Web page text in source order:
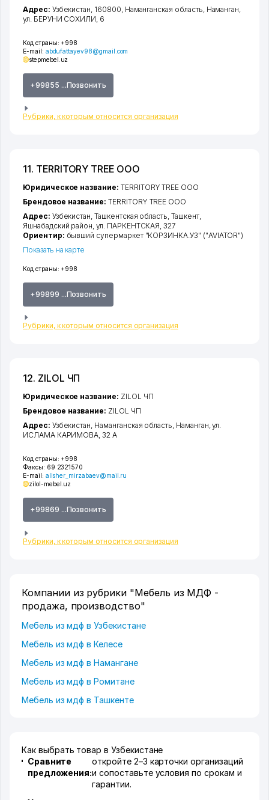
Код страны: +998
E-mail: abdufattayev98@gmail.com
stepmebel.uz
+99855 ...Позвонить
Рубрики, к которым относится организация
Адрес: Узбекистан, 160800, Наманганская область Наманган
ул. БЕРУНИ СОХИЛИ , 6
11. TERRITORY TREE ООО
Код страны: +998
+99899 ...Позвонить
Рубрики, к которым относится организация
Юридическое название: TERRITORY TREE ООО
Брендовое название: TERRITORY TREE ООО
Адрес: Узбекистан,Ташкентская область,Ташкент,
Яшнабадский район,ул. ПАРКЕНТСКАЯ, 327
Ориентир: бывший супермаркет "КОРЗИНКА.УЗ" ("AVIATOR")
Показать на карте
12. ZILOL ЧП
Код страны: +998
Факсы: 69 2321570
E-mail: alisher_mirzabaev@mail.ru
zilol-mebel.uz
+99869 ...Позвонить
Рубрики, к которым относится организация
Юридическое название: ZILOL ЧП
Брендовое название: ZILOL ЧП
Адрес: Узбекистан, Наманганская область, Наманган,ул.
ИСЛАМА КАРИМОВА, 32 А
Компании из рубрики "Мебель из МДФ -
продажа, производство"
Мебель из мдф в Узбекистане
Мебель из мдф в Келесе
Мебель из мдф в Намангане
Мебель из мдф в Ромитане
Мебель из мдф в Ташкенте
Как выбрать товар в Узбекистане
Сравните
предложения:
откройте 2–3 карточки организаций
и сопоставьте условия по срокам и
гарантии.